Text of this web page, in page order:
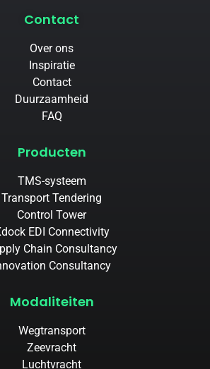
Contact
Over ons
Inspiratie
Contact
Duurzaamheid
FAQ
Producten
TMS-systeem
Transport Tendering
Control Tower
EDI Connectivity
Chain Consultancy
Consultancy
Modaliteiten
Wegtransport
Zeevracht
Luchtvracht